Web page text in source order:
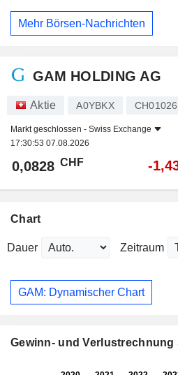
Mehr Börsen-Nachrichten
GAM HOLDING AG
Aktie A0YBKX
Markt geschlossen - Swiss Exchange
17:30:53 07.08.2026
0,0828 CHF -
Chart
Dauer Zeitraum
GAM: Dynamischer Chart
Gewinn- und